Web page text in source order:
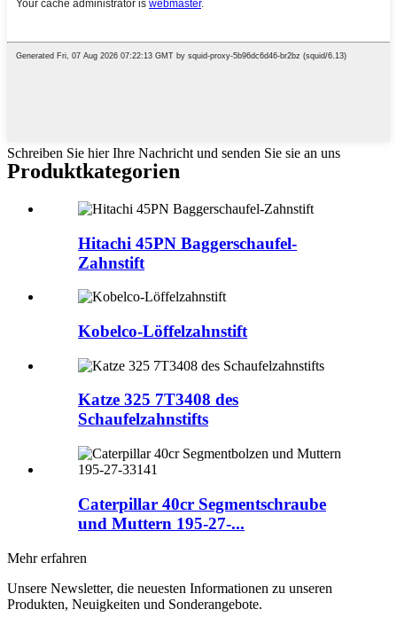
Schreiben Sie hier Ihre Nachricht und senden Sie sie an uns
Produktkategorien
Hitachi 45PN Baggerschaufel-
Zahnstift
Kobelco-Löffelzahnstift
Katze 325 7T3408 des
Schaufelzahnstifts
Caterpillar 40cr Segmentschraube
und Muttern 195-27-...
Mehr erfahren
Unsere Newsletter, die neuesten Informationen zu unseren
Produkten, Neuigkeiten und Sonderangebote.